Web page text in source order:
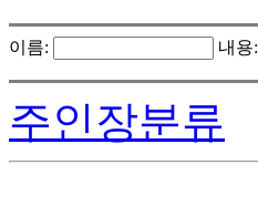
이름: 내용:
주인장분류